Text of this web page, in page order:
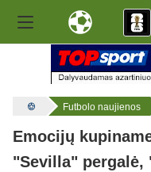
Futbolo naujienos
Emocijų
"Sevilla" pergalė,